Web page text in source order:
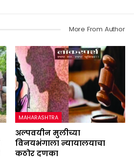
More From Author
MAHARASHTRA
अल्पवयीन मुलीच्या
विनयभंगाला न्यायालयाचा
कठोर दणका